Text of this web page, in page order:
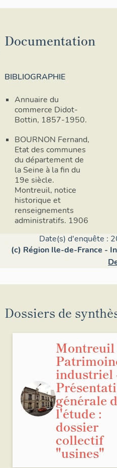
Documentation
BIBLIOGRAPHIE
Annuaire du
commerce Didot-
Bottin, 1857-1950.
BOURNON Fernand,
Etat des communes
du département de
la Seine à la fin du
19e siècle.
Montreuil, notice
historique et
renseignements
administratifs. 1906
Date(s) d'enquête :
(c) Région Ile-de-France -
Dossiers de
Montreuil
industriel
générale
l'étude :
dossier
collectif
"usines"